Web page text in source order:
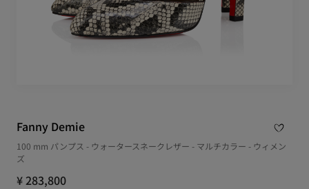
Fanny Demie
100 mm パンプス - ウォータースネークレザー - マルチカラー - ウィメン
ズ
¥ 283,800